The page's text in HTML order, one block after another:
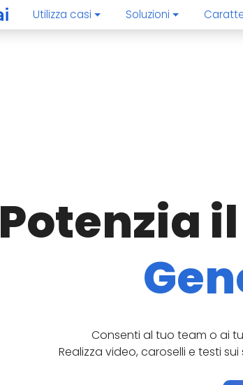
Utilizza casi Soluzioni
Potenzia
Consenti al tuo team o ai
Realizza video, caroselli e testi